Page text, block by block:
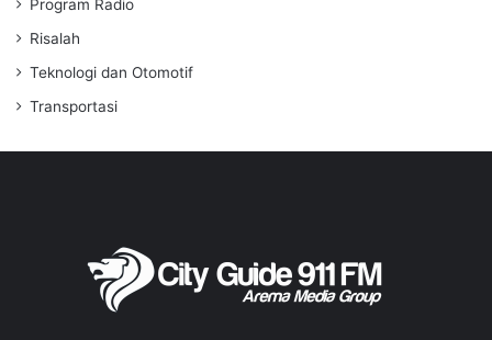
Program Radio
Risalah
Teknologi dan Otomotif
Transportasi